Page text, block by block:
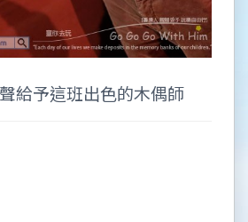
給予這班出色的木偶師